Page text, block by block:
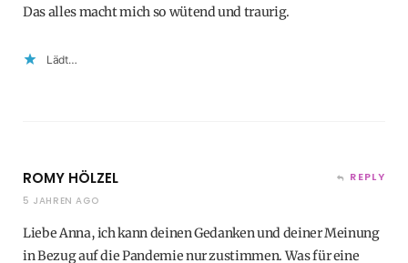
Das alles macht mich so wütend und traurig.
Lädt…
ROMY HÖLZEL
5 JAHREN AGO
REPLY
Liebe Anna, ich kann deinen Gedanken und deiner Meinung
in Bezug auf die Pandemie nur zustimmen. Was für eine